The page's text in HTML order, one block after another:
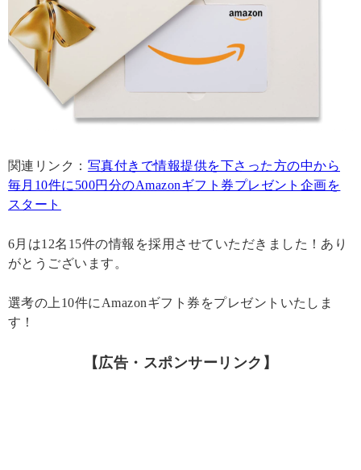
関連リンク： 写真付きで情報提供を下さった方の中から
毎月10件に500円分のAmazonギフト券プレゼント企画を
スタート
6月は12名15件の情報を採用させていただきました！あり
がとうございます。
選考の上10件にAmazonギフト券をプレゼントいたしま
す！
【広告・スポンサーリンク】